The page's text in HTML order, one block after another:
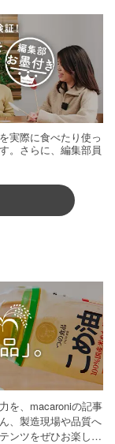
実際に食べたり使っ
。さらに、編集部員
を、macaroniの記事
、製造現場や品質へ
ンツをぜひお楽しみ